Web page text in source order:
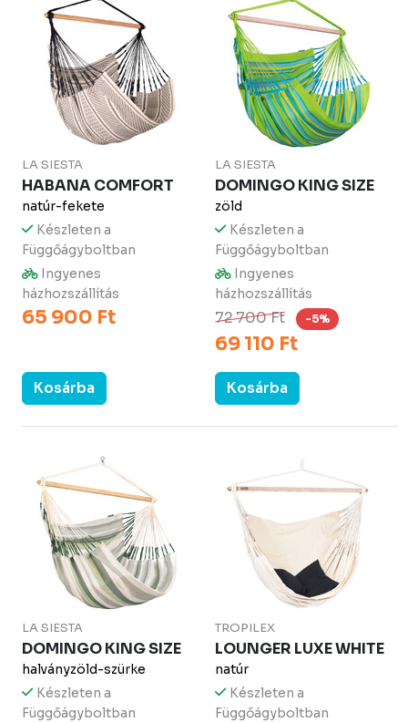
LA SIESTA
HABANA COMFORT
natúr-fekete
Készleten a
Függőágyboltban
Ingyenes
házhozszállítás
65 900 Ft
Kosárba
LA SIESTA
DOMINGO KING SIZE
zöld
Készleten a
Függőágyboltban
Ingyenes
házhozszállítás
72 700 Ft -5%
69 110 Ft
Kosárba
LA SIESTA
DOMINGO KING SIZE
halványzöld-szürke
Készleten a
Függőágyboltban
TROPILEX
LOUNGER LUXE WHITE
natúr
Készleten a
Függőágyboltban